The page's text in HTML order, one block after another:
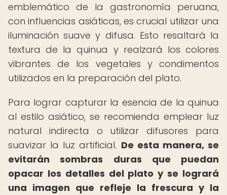
emblemático de la gastronomía peruana,
con influencias asiáticas, es crucial utilizar una
iluminación suave y difusa. Esto resaltará la
textura de la quinua y realzará los colores
vibrantes de los vegetales y condimentos
utilizados en la preparación del plato.
Para lograr capturar la esencia de la quinua
al estilo asiático, se recomienda emplear luz
natural indirecta o utilizar difusores para
suavizar la luz artificial. De esta manera, se
evitarán sombras duras que puedan
opacar los detalles del plato y se logrará
una imagen que refleje la frescura y la